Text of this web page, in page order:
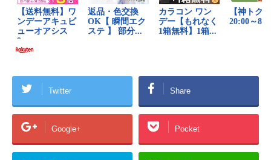
Twitter Share
Google+ Pocket